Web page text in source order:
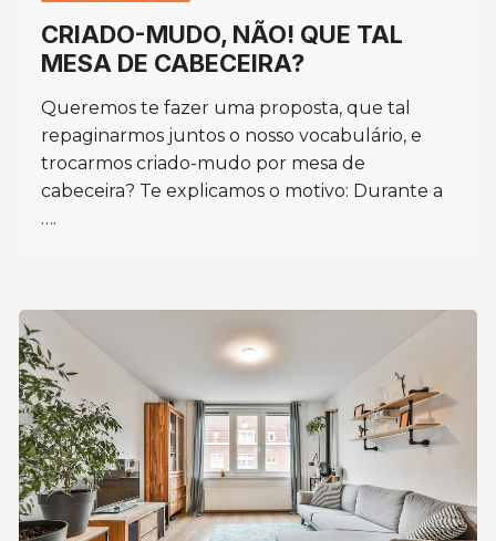
CRIADO-MUDO, NÃO! QUE TAL
MESA DE CABECEIRA?
Queremos te fazer uma proposta, que tal
repaginarmos juntos o nosso vocabulário, e
trocarmos criado-mudo por mesa de
cabeceira? Te explicamos o motivo: Durante a
….